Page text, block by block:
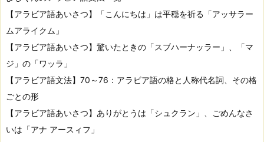
【アラビア語あいさつ】「こんにちは」は平穏を祈る「アッサラー
ムアライクム」
【アラビア語あいさつ】驚いたときの「スブハーナッラー」、「マ
ジ」の「ワッラ」
【アラビア語文法】70～76：アラビア語の格と人称代名詞、その格
ごとの形
【アラビア語あいさつ】ありがとうは「シュクラン」、ごめんなさ
いは「アナ アースィフ」